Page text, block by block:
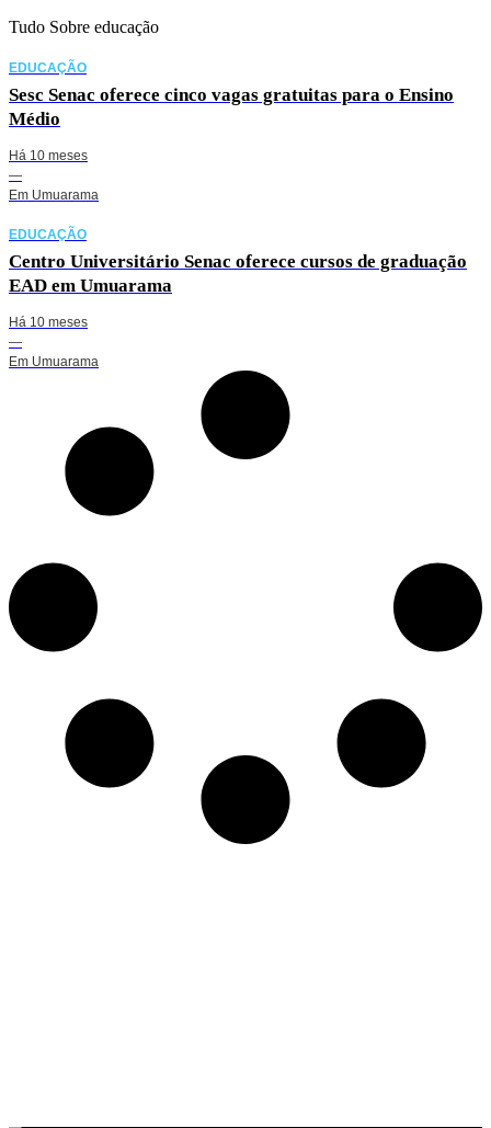
Tudo Sobre educação
EDUCAÇÃO
Sesc Senac oferece cinco vagas gratuitas para o Ensino
Médio
Há 10 meses
—
Em Umuarama
EDUCAÇÃO
Centro Universitário Senac oferece cursos de graduação
EAD em Umuarama
Há 10 meses
—
Em Umuarama